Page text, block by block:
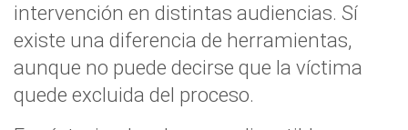
intervención en distintas audiencias. Sí
existe una diferencia de herramientas,
aunque no puede decirse que la víctima
quede excluida del proceso.